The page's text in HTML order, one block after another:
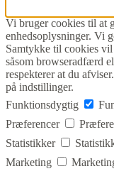
Vi bruger cookies til at
enhedsoplysninger. Vi
Samtykke til cookies
såsom browseradfærd
respekterer at du
på indstillinger.
Funktionsdygtig
Præferencer
Statistikker
Marketing